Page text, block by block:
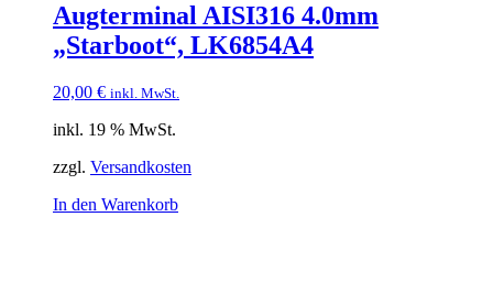
Augterminal AISI316 4.0mm
„Starboot“, LK6854A4
20,00 € inkl. MwSt.
inkl. 19 % MwSt.
zzgl. Versandkosten
In den Warenkorb